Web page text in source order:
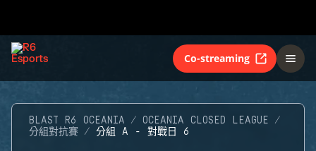
Co-streaming
BLAST R6 OCEANIA
OCEANIA CLOSED LEAGUE
分組對抗賽
分組 A - 對戰日 6